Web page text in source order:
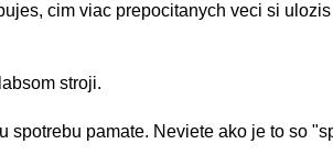
cim viac prepocitanych veci si
stroji.
spotrebu pamate. Neviete ako je to so